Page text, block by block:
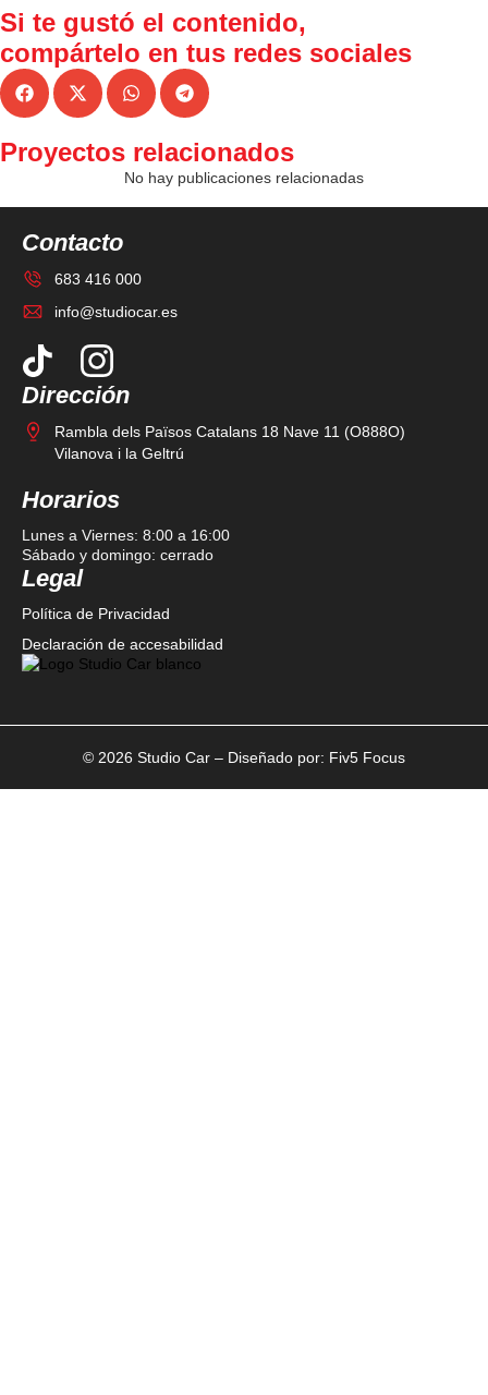
Si te gustó el contenido,
compártelo en tus redes sociales
Proyectos relacionados
No hay publicaciones relacionadas
Contacto
683 416 000
info@studiocar.es
Dirección
Rambla dels Països Catalans 18 Nave 11 (O888O)
Vilanova i la Geltrú
Horarios
Lunes a Viernes: 8:00 a 16:00
Sábado y domingo: cerrado
Legal
Política de Privacidad
Declaración de accesabilidad
© 2026 Studio Car – Diseñado por: Fiv5 Focus